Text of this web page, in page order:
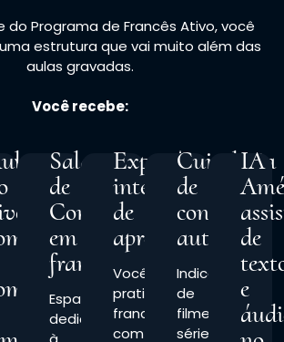
do Programa de Francês Ativo, você
estrutura que vai muito além das
aulas gravadas.
Você recebe:
Salas
de
Conversação
em
francês
Espaços
dedicados
Experiência
internacional
de
aprendizagem
Você
pratica
francês
com
Curadoria
de
conteúdo
autêntico
Indicações
de
filmes,
séries,
IA
de
e